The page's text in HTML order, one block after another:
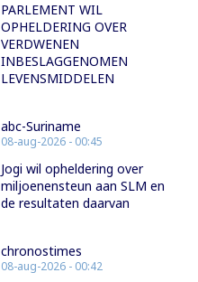
PARLEMENT WIL
OPHELDERING OVER
VERDWENEN
INBESLAGGENOMEN
LEVENSMIDDELEN
abc-Suriname
08-aug-2026 - 00:45
Jogi wil opheldering over
miljoenensteun aan SLM en
de resultaten daarvan
chronostimes
08-aug-2026 - 00:42